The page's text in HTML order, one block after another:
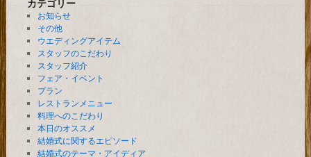
カテゴリー
お知らせ
その他
ウエディングアイテム
スタッフのこだわり
スタッフ紹介
フェア・イベント
プラン
レストランメニュー
料理へのこだわり
本日のオススメ
結婚式に関するエピソード
結婚式のテーマ・アイディア